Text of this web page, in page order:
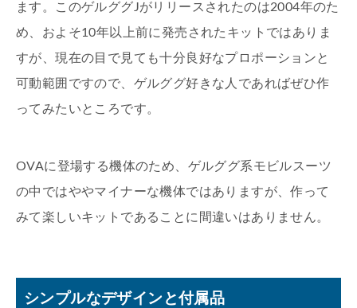
ます。このゲルググJがリリースされたのは2004年のた
め、およそ10年以上前に発売されたキットではありま
すが、現在の目で見ても十分良好なプロポーションと
可動範囲ですので、ゲルググ好きな人であればぜひ作
ってみたいところです。
OVAに登場する機体のため、ゲルググ系モビルスーツ
の中ではややマイナーな機体ではありますが、作って
みて楽しいキットであることに間違いはありません。
シンプルなデザインと付属品